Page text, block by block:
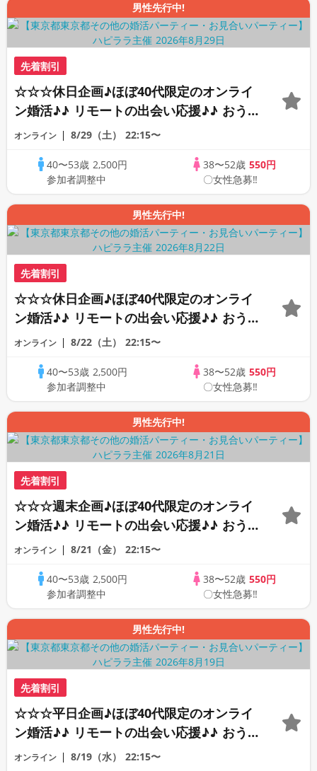
男性先行中!
先着割引
☆☆☆休日企画♪ほぼ40代限定のオンライ
ン婚活♪♪ リモートの出会い応援♪♪ おう
ちで乾杯しませんか♪♪ ☆全国の方が対象
PARTY!!
オンライン 8/29（土） 22:15〜
40〜53歳 2,500円
参加者調整中
38〜52歳 550円
〇女性急募‼
男性先行中!
先着割引
☆☆☆休日企画♪ほぼ40代限定のオンライ
ン婚活♪♪ リモートの出会い応援♪♪ おう
ちで乾杯しませんか♪♪ ☆全国の方が対象
PARTY!!
オンライン 8/22（土） 22:15〜
40〜53歳 2,500円
参加者調整中
38〜52歳 550円
〇女性急募‼
男性先行中!
先着割引
☆☆☆週末企画♪ほぼ40代限定のオンライ
ン婚活♪♪ リモートの出会い応援♪♪ おう
ちで乾杯しませんか♪♪ ☆全国の方が対象
PARTY!!
オンライン 8/21（金） 22:15〜
40〜53歳 2,500円
参加者調整中
38〜52歳 550円
〇女性急募‼
男性先行中!
先着割引
☆☆☆平日企画♪ほぼ40代限定のオンライ
ン婚活♪♪ リモートの出会い応援♪♪ おう
ちで乾杯しませんか♪♪ ☆全国の方が対象
オンライン 8/19（水） 22:15〜